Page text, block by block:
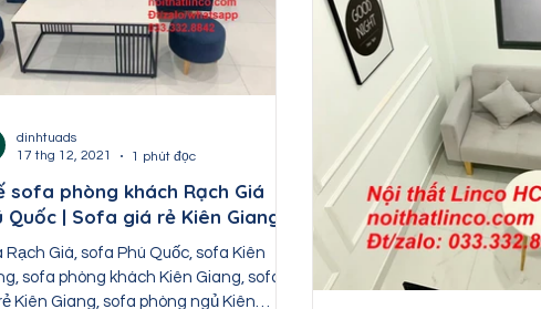
Nội thất Hà Nam Nội thất Bắc Giang Nội thất
Nội thất Cao Bằng Nội
thất Hòa Bình Nội thất Điện Biên Nội thất Lào Cai
sofa phòng khách Rạch Giá
Quốc | Sofa giá rẻ Kiên Giang
Rạch Giá, sofa Phú Quốc, sofa Kiên
sofa phòng khách Kiên Giang, sofa
Kiên Giang, sofa phòng ngủ Kiên
dinhtuads
17 thg 12, 2021
1 phút đọc